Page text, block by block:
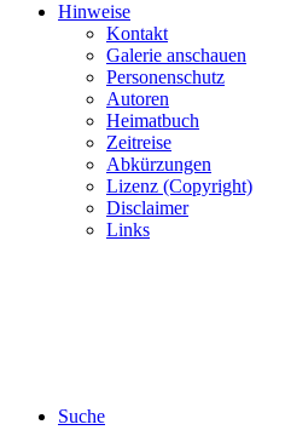
Hinweise
Kontakt
Galerie anschauen
Personenschutz
Autoren
Heimatbuch
Zeitreise
Abkürzungen
Lizenz (Copyright)
Disclaimer
Links
Suche